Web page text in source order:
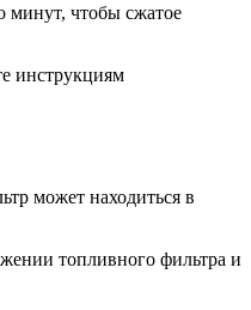
минут, чтобы сжатое
инструкциям
может находиться в
топливного фильтра и